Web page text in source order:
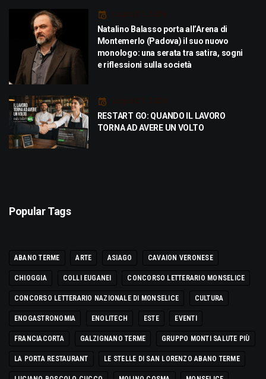
Luglio 21, 2026
Natalino Balasso porta all’Arena di
Montemerlo (Padova) il suo nuovo
monologo: una serata tra satira, sogni
e riflessioni sulla società
Luglio 21, 2026
RESTART GO: QUANDO IL LAVORO
TORNA AD AVERE UN VOLTO
Popular Tags
ABANO TERME ARTE ASIAGO CAVAION VERONESE
CHIOGGIA COLLI EUGANEI CONCORSO LETTERARIO MONSELICE
CONCORSO LETTERARIO NAZIONALE DI MONSELICE CULTURA
ENOGASTRONOMIA ENOLITECH ESTE EVENTI
FRANCIACORTA GALZIGNANO TERME GRUPPO MONTI SALUTE PIÙ
LA PORTA RESTAURANT LE STELLE DI SAN LORENZO ABANO TERME